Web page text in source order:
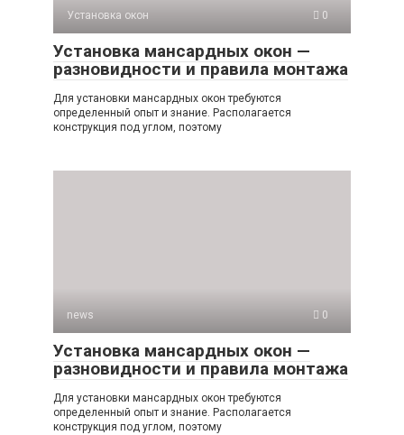
Установка окон 0
Установка мансардных окон —
разновидности и правила монтажа
Для установки мансардных окон требуются
определенный опыт и знание. Располагается
конструкция под углом, поэтому
news 0
Установка мансардных окон —
разновидности и правила монтажа
Для установки мансардных окон требуются
определенный опыт и знание. Располагается
конструкция под углом, поэтому